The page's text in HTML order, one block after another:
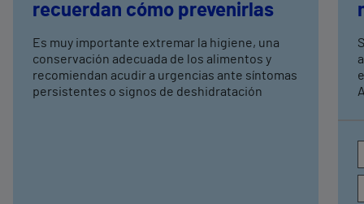
recuerdan cómo prevenirlas
Es muy importante extremar la higiene, una
conservación adecuada de los alimentos y
recomiendan acudir a urgencias ante síntomas
persistentes o signos de deshidratación